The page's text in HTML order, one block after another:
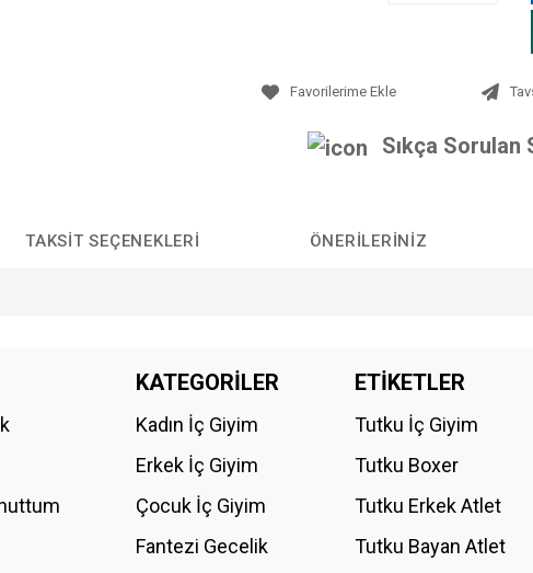
Sıkça Sorulan
TAKSIT SEÇENEKLERI ÖNERILERINIZ
Bu ürüne ilk yorumu siz yapın!
KATEGORİLER
Kadın İç Giyim
Erkek İç Giyim
Çocuk İç Giyim
Fantezi Gecelik
ETİKETLER
Tutku İç Giyim
Tutku Boxer
Tutku Erkek Atlet
Tutku Bayan Atlet